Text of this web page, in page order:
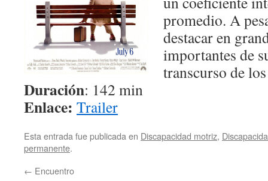
promedio. A
destacar en
importantes de
transcurso de
Duración: 142 min
Enlace: Trailer
Esta entrada fue publicada en Discapacidad motriz,
permanente.
← Encuentro